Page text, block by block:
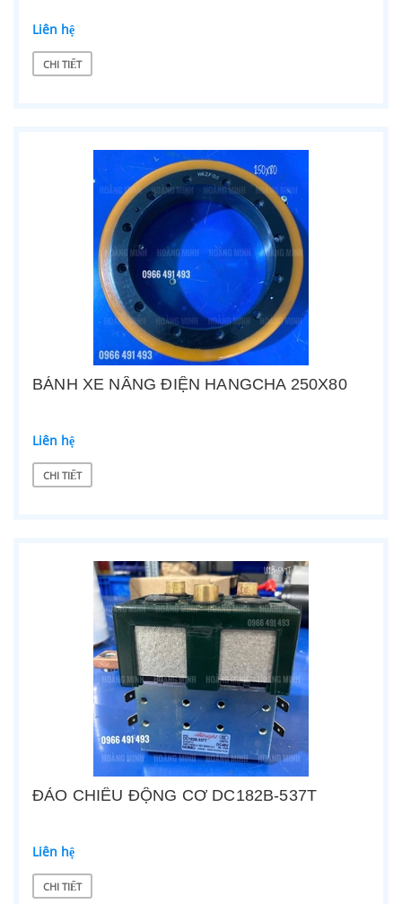
Liên hệ
CHI TIẾT
BÁNH XE NÂNG ĐIỆN HANGCHA 250X80
Liên hệ
CHI TIẾT
ĐẢO CHIỀU ĐỘNG CƠ DC182B-537T
Liên hệ
CHI TIẾT